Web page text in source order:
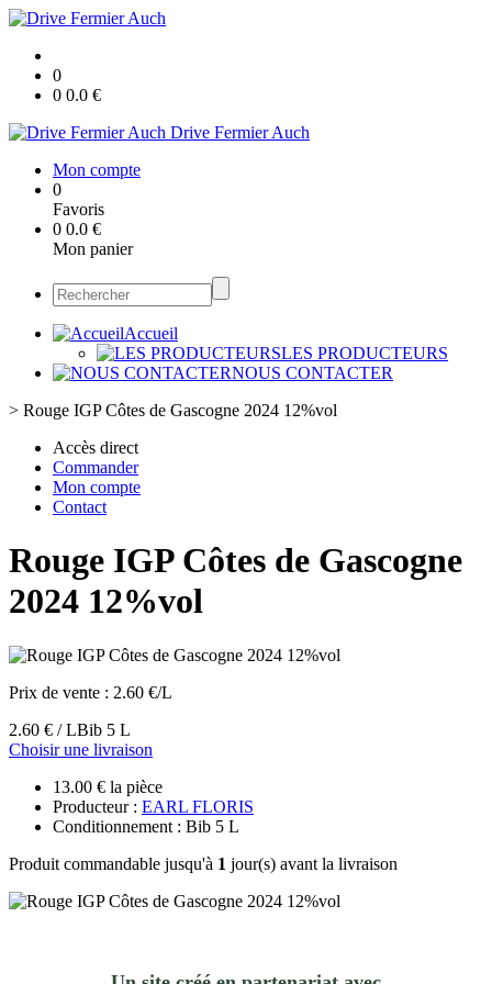
0
0 0.0 €
Drive Fermier Auch
Mon compte
0
Favoris
0 0.0 €
Mon panier
Accueil
LES PRODUCTEURS
NOUS CONTACTER
> Rouge IGP Côtes de Gascogne 2024 12%vol
Accès direct
Commander
Mon compte
Contact
Rouge IGP Côtes de Gascogne
2024 12%vol
Prix de vente : 2.60 €/L
2.60 € / LBib 5 L
Choisir une livraison
13.00 € la pièce
Producteur : EARL FLORIS
Conditionnement : Bib 5 L
Produit commandable jusqu'à 1 jour(s) avant la livraison